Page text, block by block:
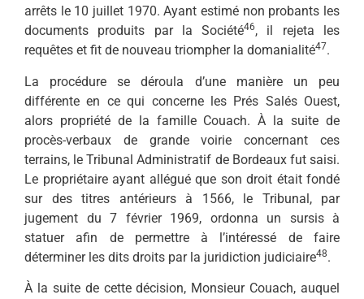
arrêts le 10 juillet 1970. Ayant estimé non probants les
documents produits par la Société46, il rejeta les
requêtes et fit de nouveau triompher la domanialité47.
La procédure se déroula d’une manière un peu
différente en ce qui concerne les Prés Salés Ouest,
alors propriété de la famille Couach. À la suite de
procès-verbaux de grande voirie concernant ces
terrains, le Tribunal Administratif de Bordeaux fut saisi.
Le propriétaire ayant allégué que son droit était fondé
sur des titres antérieurs à 1566, le Tribunal, par
jugement du 7 février 1969, ordonna un sursis à
statuer afin de permettre à l’intéressé de faire
déterminer les dits droits par la juridiction judiciaire48.
À la suite de cette décision, Monsieur Couach, auquel